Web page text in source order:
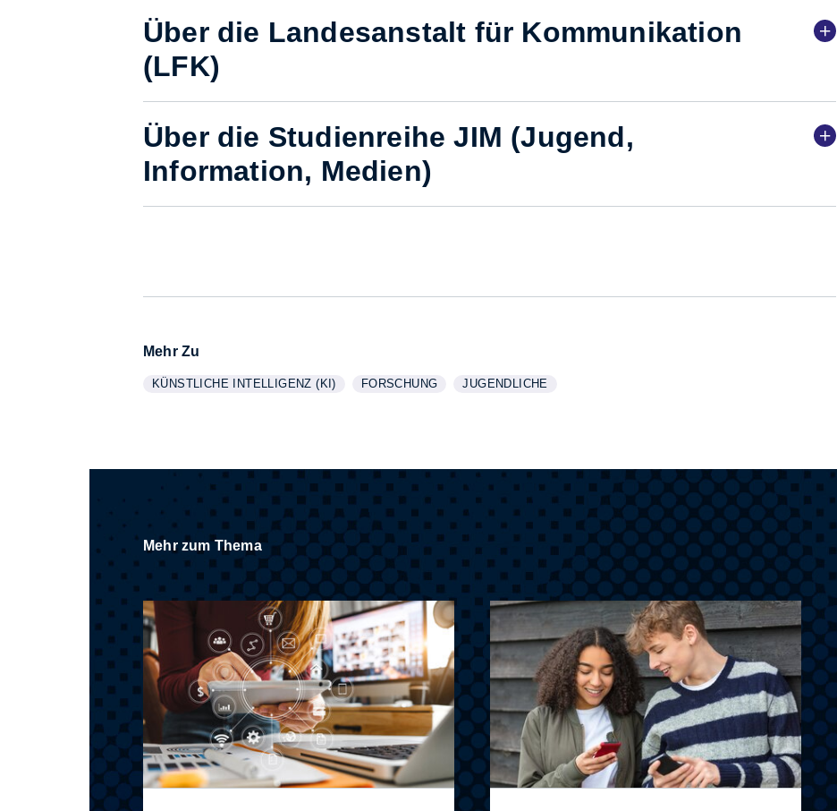
Über die Landesanstalt für Kommunikation
(LFK)
Über die Studienreihe JIM (Jugend,
Information, Medien)
Mehr Zu
WEITERE INFORMATIONEN ZUM THEMA
KÜNSTLICHE INTELLIGENZ (KI)
ANZEIGEN WEITERE INFORMATIONEN ZUM THEMA
FORSCHUNG
ANZEIGEN WEITERE INFORMATIONEN ZUM THEMA
JUGENDLICHE
ANZEIGEN
Mehr zum Thema